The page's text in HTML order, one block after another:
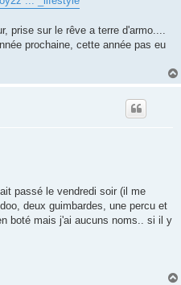
prise sur le rêve a terre d'armo....
prochaine, cette année pas eu
passé le vendredi soir (il me
deux guimbardes, une percu et
boté mais j'ai aucuns noms.. si il y